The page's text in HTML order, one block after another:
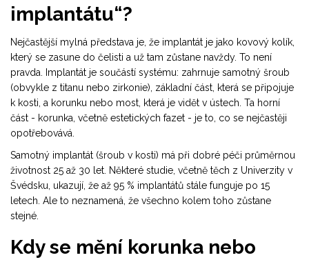
implantátu“?
Nejčastější mylná představa je, že implantát je jako kovový kolík,
který se zasune do čelisti a už tam zůstane navždy. To není
pravda. Implantát je součástí systému: zahrnuje samotný šroub
(obvykle z titanu nebo zirkonie), základní část, která se připojuje
k kosti, a korunku nebo most, která je vidět v ústech. Ta horní
část - korunka, včetně estetických fazet - je to, co se nejčastěji
opotřebovává.
Samotný implantát (šroub v kosti) má při dobré péči průměrnou
životnost 25 až 30 let. Některé studie, včetně těch z Univerzity v
Švédsku, ukazují, že až 95 % implantátů stále funguje po 15
letech. Ale to neznamená, že všechno kolem toho zůstane
stejné.
Kdy se mění korunka nebo